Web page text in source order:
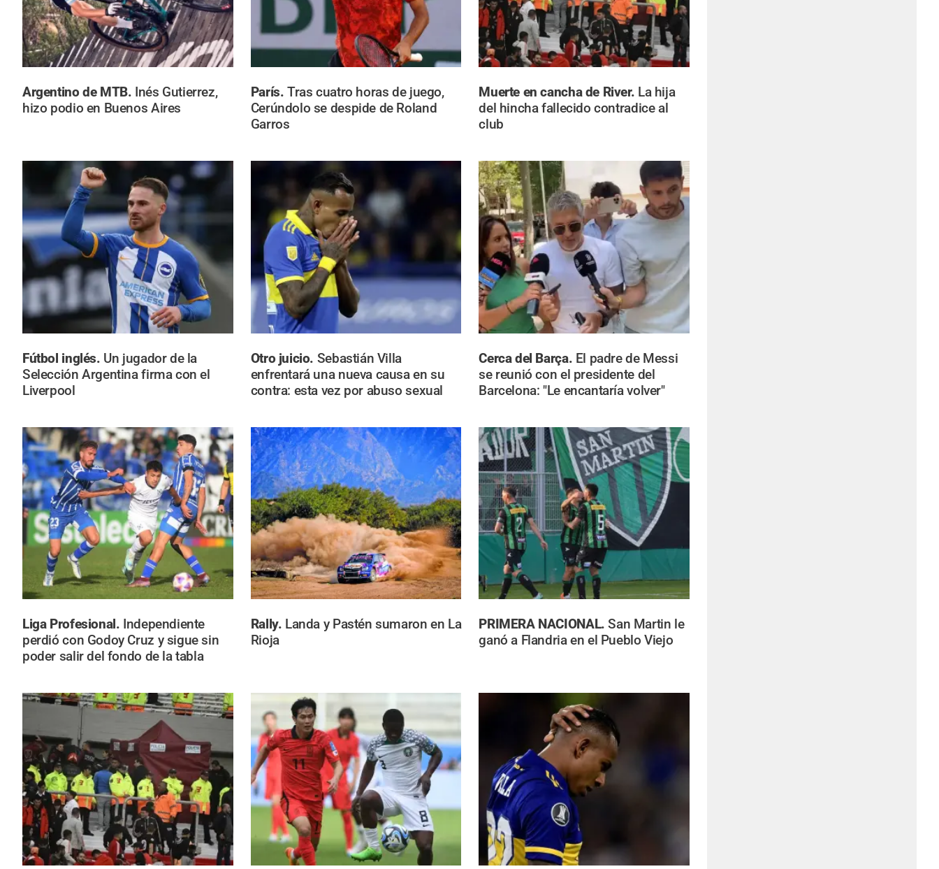
Argentino de MTB. Inés Gutierrez,
hizo podio en Buenos Aires
París. Tras cuatro horas de juego,
Cerúndolo se despide de Roland
Garros
Muerte en cancha de River. La hija
del hincha fallecido contradice al
club
Fútbol inglés. Un jugador de la
Selección Argentina firma con el
Liverpool
Otro juicio. Sebastián Villa
enfrentará una nueva causa en su
contra: esta vez por abuso sexual
Cerca del Barça. El padre de Messi
se reunió con el presidente del
Barcelona: "Le encantaría volver"
Liga Profesional. Independiente
perdió con Godoy Cruz y sigue sin
poder salir del fondo de la tabla
Rally. Landa y Pastén sumaron en La
Rioja
PRIMERA NACIONAL.San Martin le
ganó a Flandria en el Pueblo Viejo